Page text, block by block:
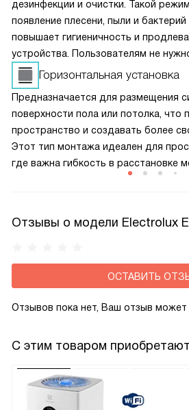
дезинфекции и очистки. Такой
появление плесени, пыли и
повышает гигиеничность и
устройства. Пользователям не
проводить сложное обслуживание
заботится о своей чистоте,
и безопасной.
Горизонтальная установка
Предназначается для размещения
поверхности пола или потолка, что
пространство и создавать более
Этот тип монтажа идеален для
где важна гибкость в расстановке
температуры.
Отзывы о модели Electrolux
ОСТАВИТЬ
Отзывов пока нет, Ваш отзыв может
С этим товаром приобретают